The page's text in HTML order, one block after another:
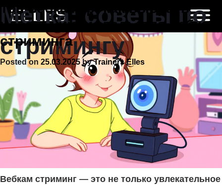
to
content
Метка: советы по
стримингу
Топ вебкамер: как выбрать
идеальную модель для вебкам
стриминга
Posted on 25.03.2025 byTrainers Elles
Вебкам стриминг — это не только увлекательное